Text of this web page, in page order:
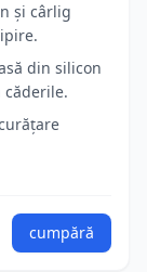
și cârlig
din silicon
căderile.
cumpără